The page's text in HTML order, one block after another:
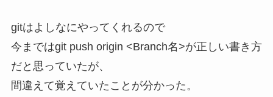
gitはよしなにやってくれるので
今まではgit push origin <Branch名>が正しい書き方
だと思っていたが、
間違えて覚えていたことが分かった 。